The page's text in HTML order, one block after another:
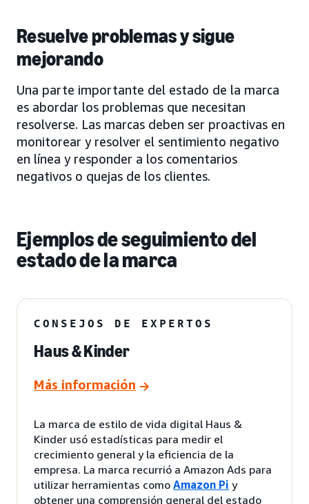
Resuelve problemas y sigue
mejorando
Una parte importante del estado de la marca
es abordar los problemas que necesitan
resolverse. Las marcas deben ser proactivas en
monitorear y resolver el sentimiento negativo
en línea y responder a los comentarios
negativos o quejas de los clientes.
Ejemplos de seguimiento del
estado de la marca
CONSEJOS DE EXPERTOS
Haus & Kinder
Más información
La marca de estilo de vida digital Haus &
Kinder usó estadísticas para medir el
crecimiento general y la eficiencia de la
empresa. La marca recurrió a Amazon Ads para
utilizar herramientas como Amazon Pi y
obtener una comprensión general del estado